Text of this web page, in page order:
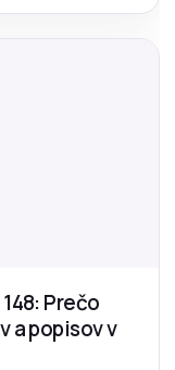
Prečo
a popisov v